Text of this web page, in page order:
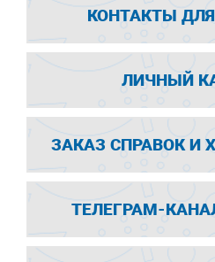
КОНТАКТЫ
ЛИЧНЫЙ
ЗАКАЗ СПРАВОК И
ТЕЛЕГРАМ-